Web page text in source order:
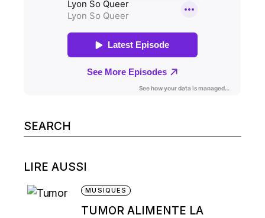
Search
for:
LIRE AUSSI
MUSIQUES
TUMOR ALIMENTE LA